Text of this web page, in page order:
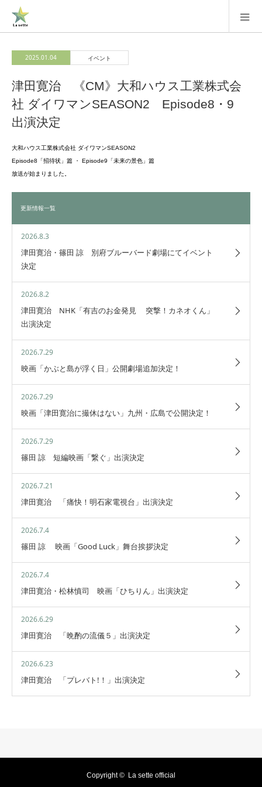
2025.01.04 イベント
津田寛治 《CM》大和ハウス工業株式会
社 ダイワマンSEASON2 Episode8・9
出演決定
大和ハウス工業株式会社 ダイワマンSEASON2
Episode8「招待状」篇 ・ Episode9「未来の景色」篇
放送が始まりました。
更新情報一覧
2026.8.3
津田寛治・篠田 諒 別府ブルーバード劇場にてイベント
決定
2026.8.2
津田寛治 NHK「有吉のお金発見 突撃！カネオくん」
出演決定
2026.7.29
映画「かぶと島が浮く日」公開劇場追加決定！
2026.7.29
映画「津田寛治に撮休はない」九州・広島で公開決定！
2026.7.29
篠田 諒 短編映画「繋ぐ」出演決定
2026.7.21
津田寛治 「痛快！明石家電視台」出演決定
2026.7.4
篠田 諒 映画「Good Luck」舞台挨拶決定
2026.7.4
津田寛治・松林慎司 映画「ひちりん」出演決定
2026.6.29
津田寛治 「晩酌の流儀５」出演決定
2026.6.23
津田寛治 「プレバト!！」出演決定
Copyright © La sette official